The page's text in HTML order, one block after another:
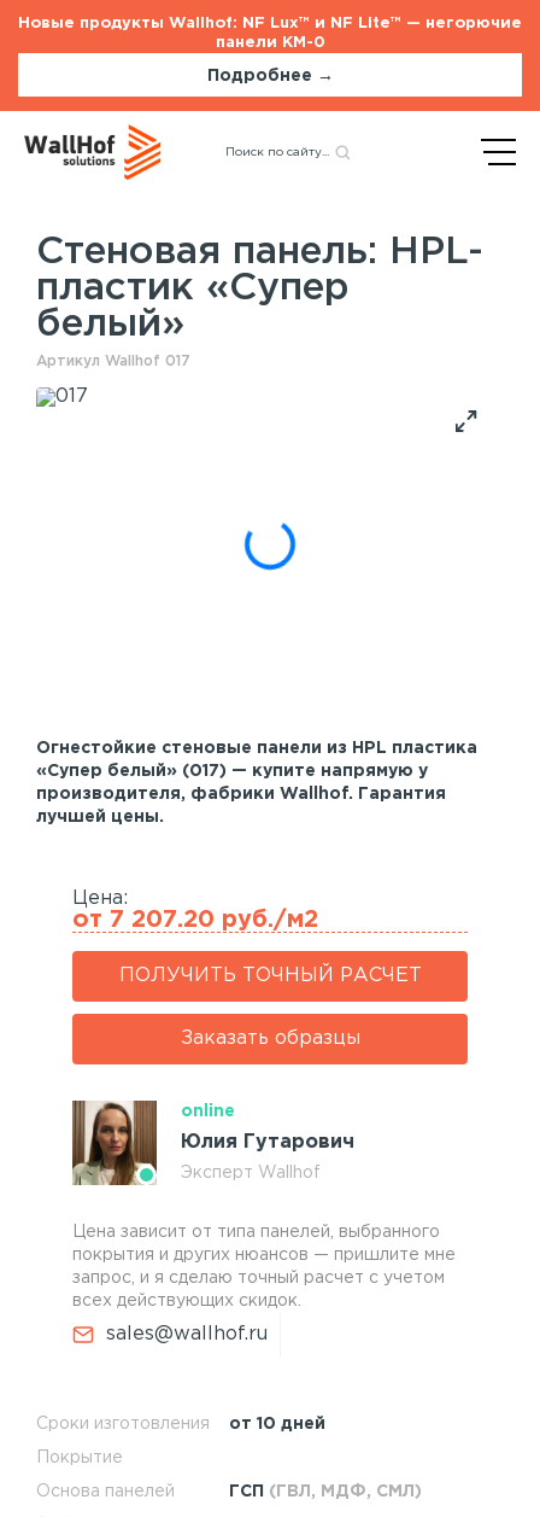
Новые продукты Wallhof: NF Lux™ и NF Lite™ — негорючие
панели КМ-0
Подробнее →
Стеновые панели
Шпонированные панели
Акустические панели
Панели с полимерным покрытием
Шпонированные панели
Услуги
Монтаж акустических панелей
Назад
Стеновые панели
Стеновая панель: HPL-
пластик «Супер
белый»
Артикул Wallhof 017
Огнестойкие стеновые панели из HPL пластика
«Супер белый» (017) — купите напрямую у
производителя, фабрики Wallhof. Гарантия
лучшей цены.
Сроки изготовления от 10 дней
Покрытие
Основа панелей ГСП (ГВЛ, МДФ, СМЛ)
Цена:
от 7 207.20 руб./м2
ПОЛУЧИТЬ ТОЧНЫЙ РАСЧЕТ
Заказать образцы
online
Юлия Гутарович
Эксперт Wallhof
Цена зависит от типа панелей, выбранного
покрытия и других нюансов — пришлите мне
запрос, и я сделаю точный расчет с учетом
всех действующих скидок.
sales@wallhof.ru